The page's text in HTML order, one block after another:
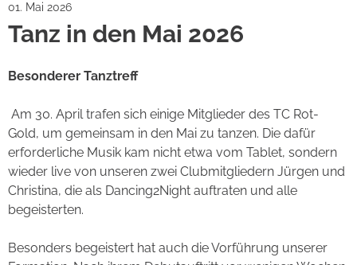
01. Mai 2026
Tanz in den Mai 2026
Besonderer Tanztreff
Am 30. April trafen sich einige Mitglieder des TC Rot-
Gold, um gemeinsam in den Mai zu tanzen. Die dafür
erforderliche Musik kam nicht etwa vom Tablet, sondern
wieder live von unseren zwei Clubmitgliedern Jürgen und
Christina, die als Dancing2Night auftraten und alle
begeisterten.
Besonders begeistert hat auch die Vorführung unserer